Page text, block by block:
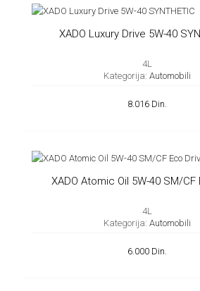
XADO Luxury Drive 5W-40
4L
Kategorija: Automobili
8.016 Din.
XADO Atomic Oil 5W-40 SM/CF
4L
Kategorija: Automobili
6.000 Din.